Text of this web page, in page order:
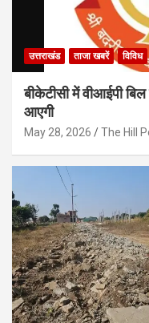
उत्तराखंड ताजा खबरें विविध
बीकेटीसी में वीआईपी बिल
आएगी
May 28, 2026 The Hill